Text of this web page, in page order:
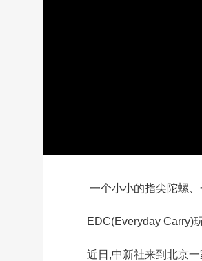
一个小小的指尖陀螺
EDC(Everyday Carry)
近日,中新社来到北京